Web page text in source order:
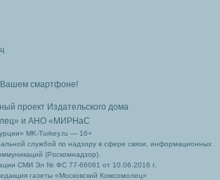
Вашем смартфоне!
проект Издательского дома
и АНО «МИРНаС
MK-Turkey.ru — 16+
службой по надзору в сфере связи, информационных
(Роскомнадзор).
СМИ Эл № ФС 77-66061 от 10.06.2016 г.
газеты «Московский Комсомолец»